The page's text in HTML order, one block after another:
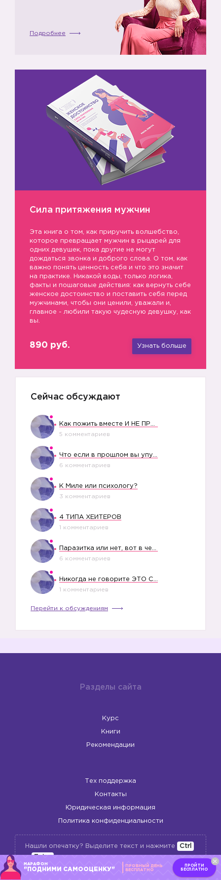
Подробнее
Сила притяжения мужчин
Эта книга о том, как приручить волшебство,
которое превращает мужчин в рыцарей для
одних девушек, пока другие не могут
дождаться звонка и доброго слова. О том, как
важно понять ценность себя и что это значит
на практике. Никакой воды, только логика,
факты и пошаговые действия: как вернуть себе
женское достоинство и поставить себя перед
мужчинами, чтобы они ценили, уважали и,
главное - любили такую чудесную девушку, как
вы.
890 руб. Узнать больше
Сейчас обсуждают
5 комментариев
6 комментариев
К Миле или психологу?
3 комментариев
4 ТИПА ХЕЙТЕРОВ
1 комментариев
6 комментариев
1 комментариев
Перейти к обсуждениям
Разделы сайта
Курс
Книги
Рекомендации
Тех поддержка
Контакты
Юридическая информация
Политика конфиденциальности
Нашли опечатку? Выделите текст и нажмите
Ctrl
МАРАФОН
"ПОДНИМИ САМООЦЕНКУ"
ПРОБНЫЙ ДЕНЬ
БЕСПЛАТНО
ПРОЙТИ
БЕСПЛАТНО